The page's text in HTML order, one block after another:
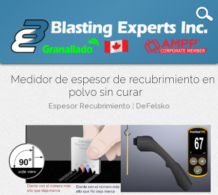
Medidor de espesor de recubrimiento en
polvo sin curar
Espesor Recubrimiento | DeFelsko